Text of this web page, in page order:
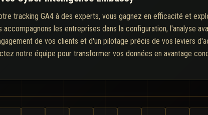
tracking GA4 à des experts, vous gagnez en efficacité et
accompagnons les entreprises dans la configuration, l'analyse
de vos clients et d'un pilotage précis de vos leviers
notre équipe pour transformer vos données en avantage